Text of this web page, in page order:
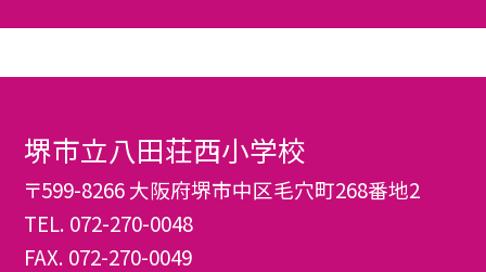
堺市立八田荘西小学校
〒599-8266 大阪府堺市中区毛穴町268番地2
TEL. 072-270-0048
FAX. 072-270-0049